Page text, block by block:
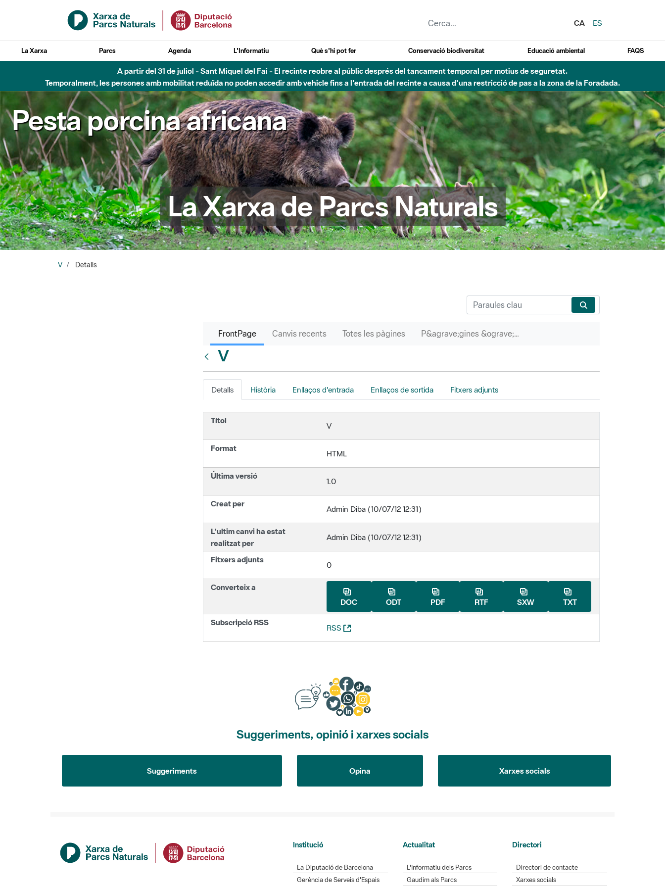
Salta al contingut principal
CA
ES
La Xarxa Parcs Agenda L'Informatiu Què s'hi pot fer Conservació biodiversitat Educació ambiental FAQS
A partir del 31 de juliol - Sant Miquel del Fai - El recinte reobre al públic després del tancament temporal per motius de seguretat.
Temporalment, les persones amb mobilitat reduïda no poden accedir amb vehicle fins a l'entrada del recinte a causa d'una restricció de pas a la zona de la Foradada.
Pesta porcina africana
La Xarxa de Parcs Naturals
V Detalls
FrontPage Canvis recents Totes les pàgines P&agrave;gines &ograve;rfenes
V
Detalls Història Enllaços d'entrada Enllaços de sortida Fitxers adjunts
Títol
V
Format
HTML
Última versió
1.0
Creat per
Admin Diba (10/07/12 12:31)
L'ultim canvi ha estat
realitzat per
Admin Diba (10/07/12 12:31)
Fitxers adjunts
0
Converteix a
DOC
ODT PDF RTF SXW TXT
Subscripció RSS
RSS (Obre una nova finestra)
Suggeriments, opinió i xarxes socials
Suggeriments Opina Xarxes socials
Institució
La Diputació de Barcelona
Gerència de Serveis d'Espais
Actualitat
L'Informatiu dels Parcs
Gaudim als Parcs
Directori
Directori de contacte
Xarxes socials